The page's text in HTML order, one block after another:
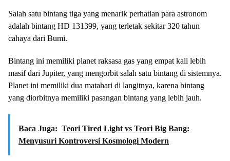
Salah satu bintang tiga yang menarik perhatian para astronom
adalah bintang HD 131399, yang terletak sekitar 320 tahun
cahaya dari Bumi.
Bintang ini memiliki planet raksasa gas yang empat kali lebih
masif dari Jupiter, yang mengorbit salah satu bintang di sistemnya.
Planet ini memiliki dua matahari di langitnya, karena bintang
yang diorbitnya memiliki pasangan bintang yang lebih jauh.
Baca Juga: Teori Tired Light vs Teori Big Bang:
Menyusuri Kontroversi Kosmologi Modern